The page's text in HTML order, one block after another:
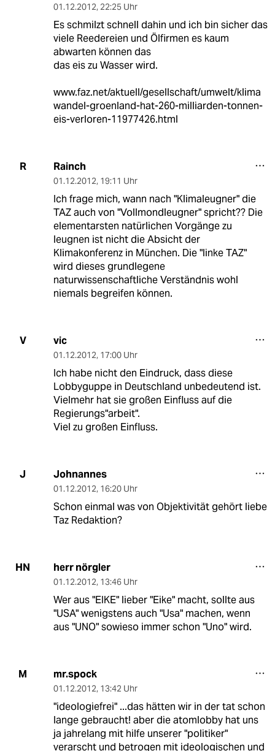
01.12.2012, 22:25 Uhr
Es schmilzt schnell dahin und ich bin sicher das
viele Reedereien und Ölfirmen es kaum
abwarten können das
das eis zu Wasser wird.
www.faz.net/aktuell/gesellschaft/umwelt/klima
wandel-groenland-hat-260-milliarden-tonnen-
eis-verloren-11977426.html
R Rainch
01.12.2012, 19:11 Uhr
Ich frage mich, wann nach "Klimaleugner" die
TAZ auch von "Vollmondleugner" spricht?? Die
elementarsten natürlichen Vorgänge zu
leugnen ist nicht die Absicht der
Klimakonferenz in München. Die "linke TAZ"
wird dieses grundlegene
naturwissenschaftliche Verständnis wohl
niemals begreifen können.
V vic
01.12.2012, 17:00 Uhr
Ich habe nicht den Eindruck, dass diese
Lobbyguppe in Deutschland unbedeutend ist.
Vielmehr hat sie großen Einfluss auf die
Regierungs"arbeit".
Viel zu großen Einfluss.
J Johnannes
01.12.2012, 16:20 Uhr
Schon einmal was von Objektivität gehört liebe
Taz Redaktion?
HN herr nörgler
01.12.2012, 13:46 Uhr
Wer aus "EIKE" lieber "Eike" macht, sollte aus
"USA" wenigstens auch "Usa" machen, wenn
aus "UNO" sowieso immer schon "Uno" wird.
M mr.spock
01.12.2012, 13:42 Uhr
"ideologiefrei" ...das hätten wir in der tat schon
lange gebraucht! aber die atomlobby hat uns
ja jahrelang mit hilfe unserer "politiker"
verarscht und betrogen mit ideologischen und